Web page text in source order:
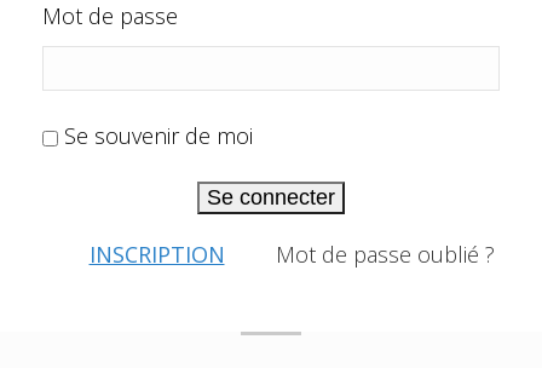
Mot de passe
Se souvenir de moi
Se connecter
INSCRIPTION Mot de passe oublié ?